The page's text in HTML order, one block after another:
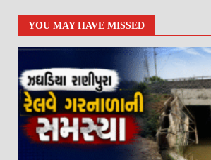
YOU MAY HAVE MISSED